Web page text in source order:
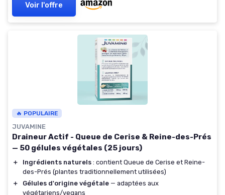
Voir l'offre
🔥 POPULAIRE
JUVAMINE
Draineur Actif - Queue de Cerise & Reine-des-Prés
— 50 gélules végétales (25 jours)
＋ Ingrédients naturels : contient Queue de Cerise et Reine-
des-Prés (plantes traditionnellement utilisées)
＋
Gélules d'origine végétale — adaptées aux
végétariens/vegans